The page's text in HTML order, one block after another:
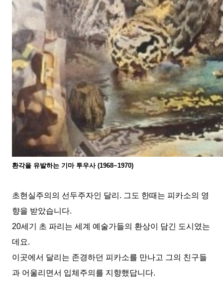
환각을 유발하는 기마 투우사(1968~1970)
초현실주의의 선두주자인 달리 . 그도 한때는 피카소의 영
향을 받았습니다.
20세기 초 파리는 세계 예술가들의 환상이 담긴 도시였는
데요.
이곳에서 달리는 존경하던 피카소를 만나고 그의 친구들
과 어울리면서 입체주의를 지향했답니다.